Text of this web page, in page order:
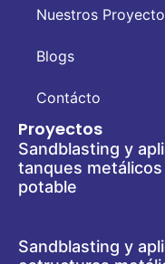
Nuestros
Blogs
Contácto
Proyectos
Sandblasting y
tanques
potable
Sandblasting y